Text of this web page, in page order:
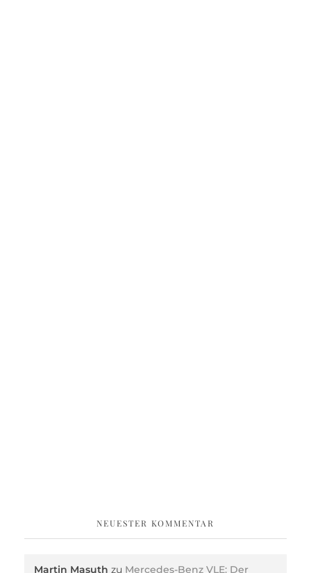
NEUESTER KOMMENTAR
Martin Masuth zu Mercedes-Benz VLE: Der